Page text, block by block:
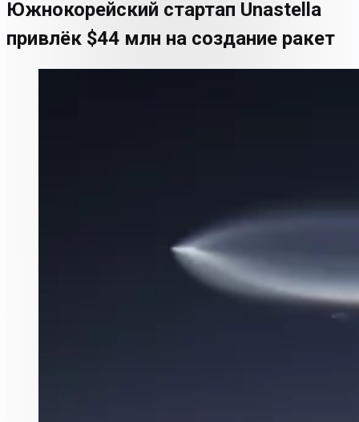
Южнокорейский стартап Unastella
привлёк $44 млн на создание ракет